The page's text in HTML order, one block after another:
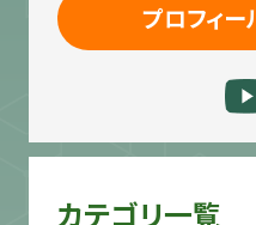
プロフィー
カテゴリ一覧